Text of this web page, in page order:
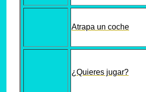
Atrapa un coche
¿Quieres jugar?